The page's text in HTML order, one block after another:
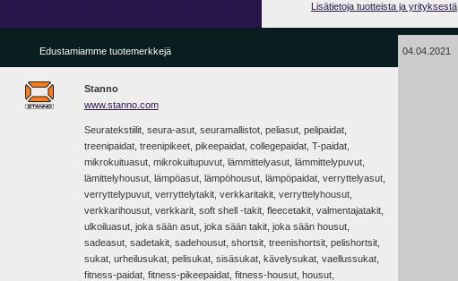
Lisätietoja tuotteista ja yrityksestä
Edustamiamme tuotemerkkejä
Stanno
www.stanno.com
Seuratekstiilit, seura-asut, seuramallistot, peliasut, pelipaidat,
treenipaidat, treenipikeet, pikeepaidat, collegepaidat, T-paidat,
mikrokuituasut, mikrokuitupuvut, lämmittelyasut, lämmittelypuvut,
lämittelyhousut, lämpöasut, lämpöhousut, lämpöpaidat, verryttelyasut,
verryttelypuvut, verryttelytakit, verkkaritakit, verryttelyhousut,
verkkarihousut, verkkarit, soft shell -takit, fleecetakit, valmentajatakit,
ulkoiluasut, joka sään asut, joka sään takit, joka sään housut,
sadeasut, sadetakit, sadehousut, shortsit, treenishortsit, pelishortsit,
sukat, urheilusukat, pelisukat, sisäsukat, kävelysukat, vaellussukat,
fitness-paidat, fitness-pikeepaidat, fitness-housut, housut,
04.04.2021